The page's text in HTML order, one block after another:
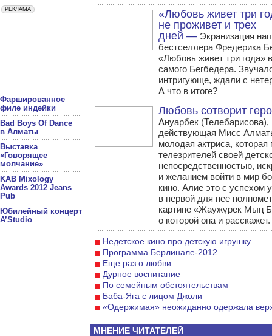
Фаршированное
филе индейки
Bad Boys Of Dance
в Алматы
Выставка
«Говорящее
молчание»
KAB Mixology
Awards 2012 Jeans
Pub
Юбилейный концерт
A’Studio
«Любовь живет три
не проживет и трех
дней — Экранизация
бестселлера Фредерика
«Любовь живет три года»
самого Бегбедера.
интригующе, ждали с
А что в итоге?
Любовь сотворит
Ануарбек (Телебарисова),
действующая Мисс
молодая актриса, которая
телезрителей своей
непосредственностью,
и желанием войти в мир
кино. Алие это с успехом
в первой для нее
картине «Жаужүрек Мың
о которой она и расскажет.
Недетское кино про детскую игрушку
Программа Берлинале-2012
Еще раз о любви
Дурное воспитание
По семейным обстоятельствам
Баба-Яга с лицом Джоли
«Одержимая» неожиданно одержала
МНЕНИЕ ЧИТАТЕЛЕЙ